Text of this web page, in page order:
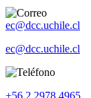
ec@dcc.uchile.cl
ec@dcc.uchile.cl